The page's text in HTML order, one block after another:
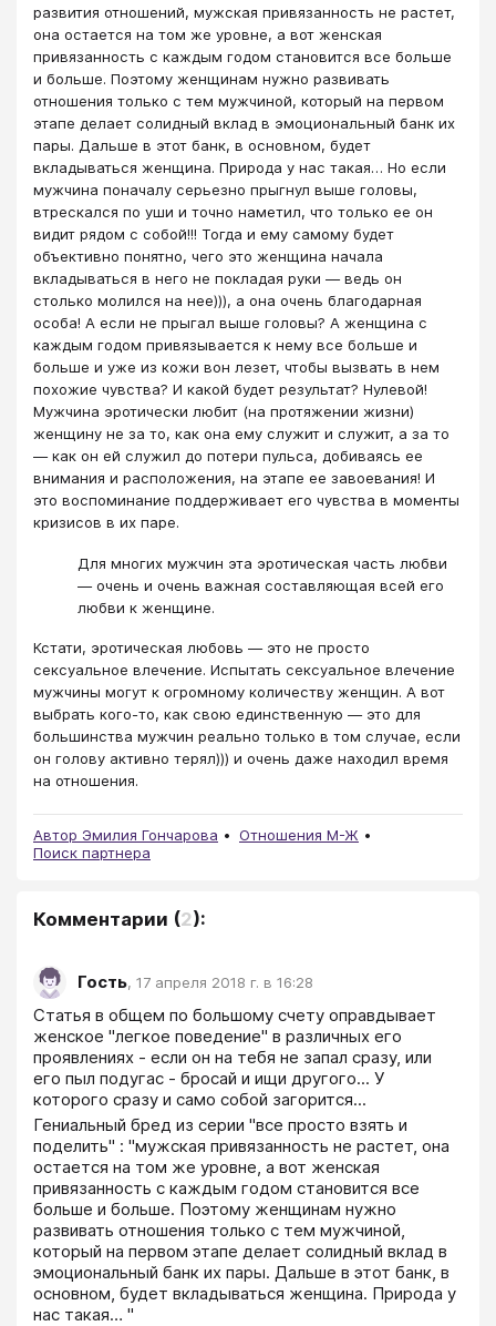
развития отношений, мужская привязанность не растет,
она остается на том же уровне, а вот женская
привязанность с каждым годом становится все больше
и больше. Поэтому женщинам нужно развивать
отношения только с тем мужчиной, который на первом
этапе делает солидный вклад в эмоциональный банк их
пары. Дальше в этот банк, в основном, будет
вкладываться женщина. Природа у нас такая… Но если
мужчина поначалу серьезно прыгнул выше головы,
втрескался по уши и точно наметил, что только ее он
видит рядом с собой!!! Тогда и ему самому будет
объективно понятно, чего это женщина начала
вкладываться в него не покладая руки — ведь он
столько молился на нее))), а она очень благодарная
особа! А если не прыгал выше головы? А женщина с
каждым годом привязывается к нему все больше и
больше и уже из кожи вон лезет, чтобы вызвать в нем
похожие чувства? И какой будет результат? Нулевой!
Мужчина эротически любит (на протяжении жизни)
женщину не за то, как она ему служит и служит, а за то
— как он ей служил до потери пульса, добиваясь ее
внимания и расположения, на этапе ее завоевания! И
это воспоминание поддерживает его чувства в моменты
кризисов в их паре.
Для многих мужчин эта эротическая часть любви
— очень и очень важная составляющая всей его
любви к женщине.
Кстати, эротическая любовь — это не просто
сексуальное влечение. Испытать сексуальное влечение
мужчины могут к огромному количеству женщин. А вот
выбрать кого-то, как свою единственную — это для
большинства мужчин реально только в том случае, если
он голову активно терял))) и очень даже находил время
на отношения.
Автор Эмилия Гончарова
Отношения М-Ж
Поиск партнера
Комментарии (2):
Гость, 17 апреля 2018 г. в 16:28
Статья в общем по большому счету оправдывает
женское "легкое поведение" в различных его
проявлениях - если он на тебя не запал сразу, или
его пыл подугас - бросай и ищи другого... У
которого сразу и само собой загорится...
Гениальный бред из серии "все просто взять и
поделить" : "мужская привязанность не растет, она
остается на том же уровне, а вот женская
привязанность с каждым годом становится все
больше и больше. Поэтому женщинам нужно
развивать отношения только с тем мужчиной,
который на первом этапе делает солидный вклад в
эмоциональный банк их пары. Дальше в этот банк, в
основном, будет вкладываться женщина. Природа у
нас такая… "